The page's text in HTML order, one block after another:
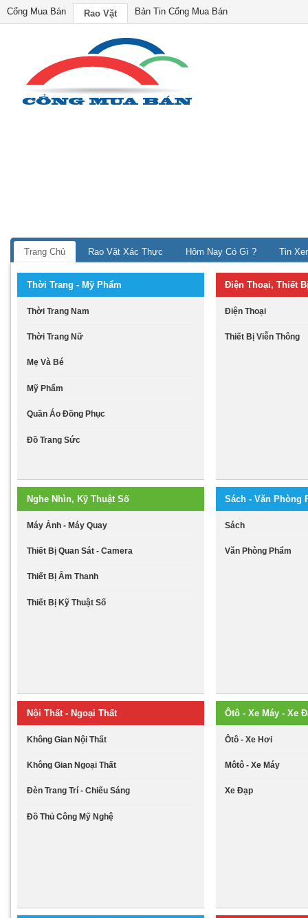
Cổng Mua Bán Rao Vặt Bản Tin Cổng Mua Bán
Trang Chủ Rao Vặt Xác Thực Hôm Nay Có Gì ? Tin
Thời Trang - Mỹ Phẩm
Thời Trang Nam
Thời Trang Nữ
Mẹ Và Bé
Mỹ Phẩm
Quần Áo Đồng Phục
Đồ Trang Sức
Điện Thoại, Thiết
Điện Thoại
Thiết Bị Viễn Thông
Nghe Nhìn, Kỹ Thuật Số
Máy Ảnh - Máy Quay
Thiết Bị Quan Sát - Camera
Thiết Bị Âm Thanh
Thiết Bị Kỹ Thuật Số
Sách - Văn Phòng
Sách
Văn Phòng Phẩm
Nội Thất - Ngoại Thất
Không Gian Nội Thất
Không Gian Ngoại Thất
Đèn Trang Trí - Chiếu Sáng
Đồ Thủ Công Mỹ Nghệ
Ôtô - Xe Máy - Xe
Ôtô - Xe Hơi
Môtô - Xe Máy
Xe Đạp